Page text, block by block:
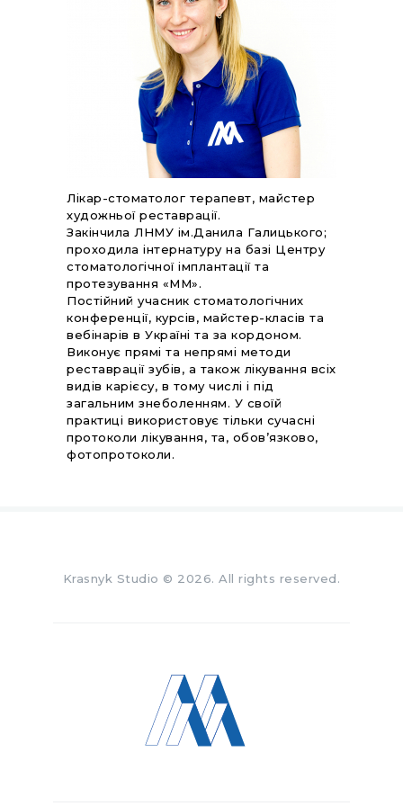
Лікар-стоматолог терапевт, майстер
художньої реставрації.
Закінчила ЛНМУ ім.Данила Галицького;
проходила інтернатуру на базі Центру
стоматологічної імплантації та
протезування «ММ».
Постійний учасник стоматологічних
конференції, курсів, майстер-класів та
вебінарів в Україні та за кордоном.
Виконує прямі та непрямі методи
реставрації зубів, а також лікування всіх
видів карієсу, в тому числі і під
загальним знеболенням. У своїй
практиці використовує тільки сучасні
протоколи лікування, та, обов’язково,
фотопротоколи.
Krasnyk Studio © 2026. All rights reserved.